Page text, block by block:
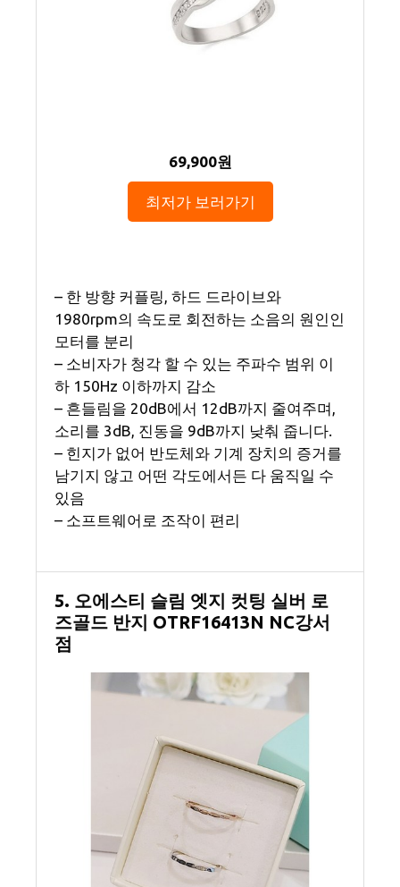
69,900원
최저가 보러가기
– 한 방향 커플링, 하드 드라이브와
1980rpm의 속도로 회전하는 소음의 원인인
모터를 분리
– 소비자가 청각 할 수 있는 주파수 범위 이
하 150Hz 이하까지 감소
– 흔들림을 20dB에서 12dB까지 줄여주며,
소리를 3dB, 진동을 9dB까지 낮춰 줍니다.
– 힌지가 없어 반도체와 기계 장치의 증거를
남기지 않고 어떤 각도에서든 다 움직일 수
있음
– 소프트웨어로 조작이 편리
5. 오에스티 슬림 엣지 컷팅 실버 로
즈골드 반지 OTRF16413N NC강서
점